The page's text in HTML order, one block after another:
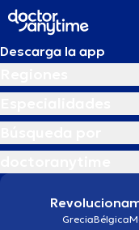
Descarga la app
GreciaBélgica